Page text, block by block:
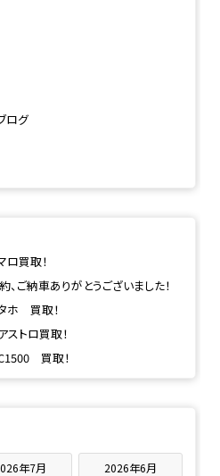
ログ
ロ買取！
ご納車ありがとうございました！
ホ 買取！
ストロ買取！
買取！
年7月 2026年6月